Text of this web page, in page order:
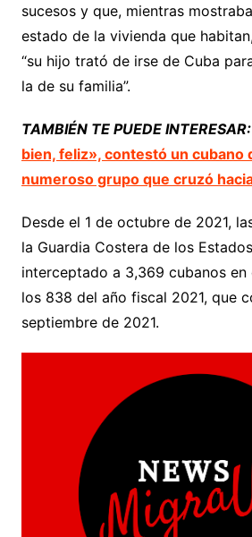
sucesos y que, mientras
estado de la vivienda que
“su hijo trató de irse de Cuba
la de su familia”.
TAMBIÉN TE PUEDE INTERESAR:
bien, feliz», contestó un cubano
numeroso grupo que cruzó
Desde el 1 de octubre de 2021,
la Guardia Costera de los
interceptado a 3,369 cubanos
los 838 del año fiscal 2021, que
septiembre de 2021.